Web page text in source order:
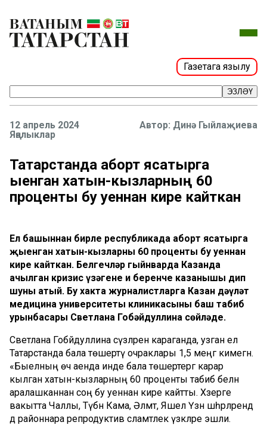
Газетага язылу
ЭЗЛӘҮ
12 апрель 2024
Яңалыклар
Динә Гыйлаҗиева
Татарстанда аборт ясатырга
җыенган хатын-кызларның 60
проценты бу уеннан кире кайткан
Ел башыннан бирле республикада аборт ясатырга
җыенган хатын-кызларның 60 проценты бу уеннан
кире кайткан. Белгечләр гыйнварда Казанда
ачылган кризис үзәгенең иң беренче казанышы дип
шуны атый. Бу хакта журналистларга Казан дәүләт
медицина университеты клиникасының баш табиб
урынбасары Светлана Гобәйдуллина сөйләде.
Светлана Гобәйдуллина сүзләренә караганда, узган ел
Татарстанда бала төшертү очраклары 1,5 меңгә кимегән.
«Быелның өч аенда инде бала төшертергә карар
кылган хатын-кызларның 60 проценты табиб белән
аралашканнан соң бу уеннан кире кайтты. Хәзерге
вакытта Чаллы, Түбән Кама, Әлмәт, Яшел Үзән шәһәрләрендә
дә районнара репродуктив сәламәтлек үзәкләре эшли.